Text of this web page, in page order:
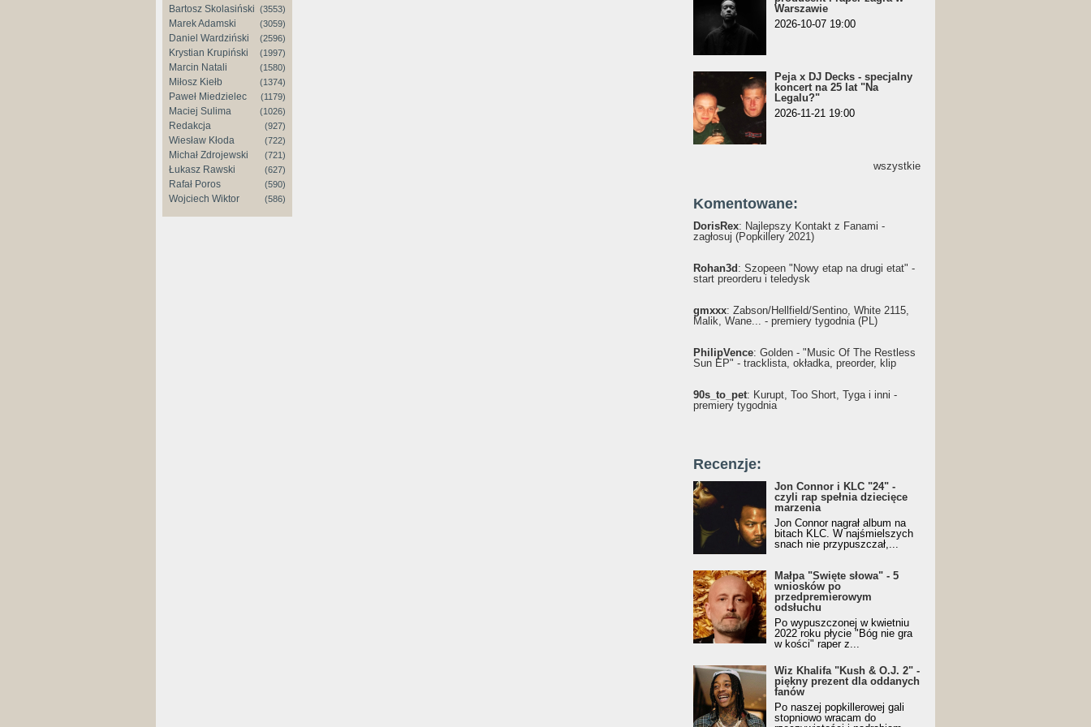
Bartosz Skolasiński (3553)
Marek Adamski (3059)
Daniel Wardziński (2596)
Krystian Krupiński (1997)
Marcin Natali (1580)
Miłosz Kiełb (1374)
Paweł Miedzielec (1179)
Maciej Sulima (1026)
Redakcja (927)
Wiesław Kłoda (722)
Michał Zdrojewski (721)
Łukasz Rawski (627)
Rafał Poros (590)
Wojciech Wiktor (586)
Warszawie
2026-10-07 19:00
Peja x DJ Decks - specjalny
koncert na 25 lat "Na
Legalu?"
2026-11-21 19:00
wszystkie
Komentowane:
DorisRex: Najlepszy Kontakt z Fanami -
zagłosuj (Popkillery 2021)
Rohan3d : Szopeen "Nowy etap na drugi etat" -
start preorderu i teledysk
gmxxx: Żabson/Hellfield/Sentino, White 2115,
Malik, Wane... - premiery tygodnia (PL)
PhilipVence: Golden - "Music Of The Restless
Sun EP" - tracklista, okładka, preorder, klip
90s_to_pet: Kurupt, Too Short, Tyga i inni -
premiery tygodnia
Recenzje:
Jon Connor i KLC "24" -
czyli rap spełnia dziecięce
marzenia
Jon Connor nagrał album na
bitach KLC. W najśmielszych
snach nie przypuszczał,...
Małpa "Święte słowa" - 5
wniosków po
przedpremierowym
odsłuchu
Po wypuszczonej w kwietniu
2022 roku płycie "Bóg nie gra
w kości" raper z...
Wiz Khalifa "Kush & O.J. 2" -
piękny prezent dla oddanych
fanów
Po naszej popkillerowej gali
stopniowo wracam do